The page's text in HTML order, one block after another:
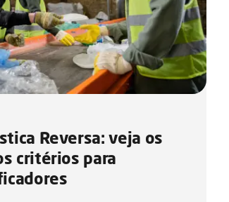
Reversa: veja os
critérios para